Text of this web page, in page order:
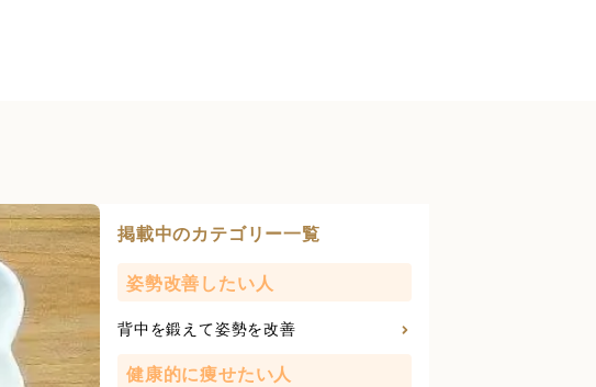
掲載中のカテゴリー一覧
姿勢改善したい人
背中を鍛えて姿勢を改善
健康的に痩せたい人